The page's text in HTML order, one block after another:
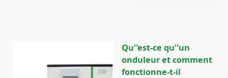
Qu''est-ce qu''un
onduleur et comment
fonctionne-t-il